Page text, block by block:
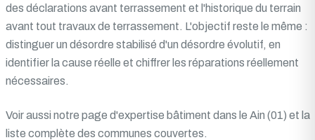
des déclarations avant terrassement et l'historique du terrain
avant tout travaux de terrassement. L'objectif reste le même :
distinguer un désordre stabilisé d'un désordre évolutif, en
identifier la cause réelle et chiffrer les réparations réellement
nécessaires.
Voir aussi notre page d'expertise bâtiment dans le Ain (01) et la
liste complète des communes couvertes.